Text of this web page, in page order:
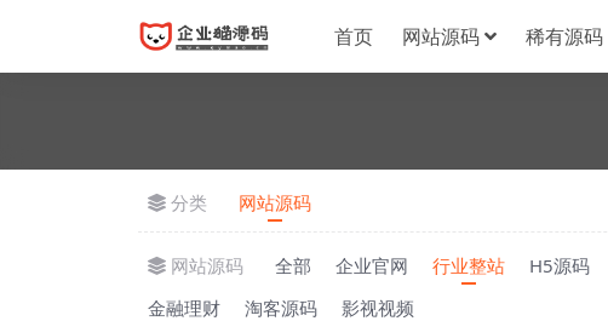
首页 网站源码 稀有源码
分类 网站源码
网站源码 全部 企业官网 行业整站 H5源码
金融理财
淘客源码 影视视频